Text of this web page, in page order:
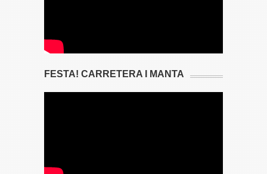
FESTA! CARRETERA I MANTA